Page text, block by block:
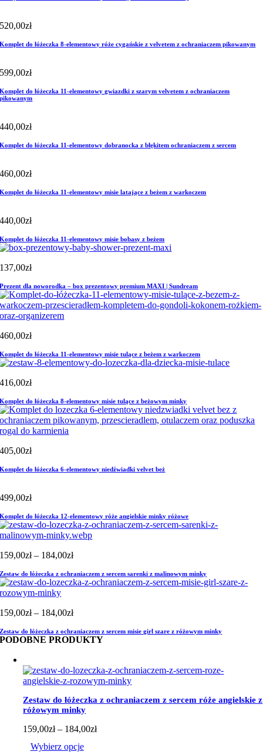
520,00zł
Komplet do łóżeczka 8-elementowy róże cygańskie z velvetem z ochraniaczem pikowanym
599,00zł
Komplet do łóżeczka 11-elementowy gwiazdki z szarym velvetem z ochraniaczem
pikowanym
440,00zł
Komplet do łóżeczka 11-elementowy dobranocka z błękitem ochraniaczem z sercem
460,00zł
Komplet do łóżeczka 11-elementowy misie latające z beżem z warkoczem
440,00zł
Komplet do łóżeczka 11-elementowy misie bobasy z beżem
137,00zł
Prezent dla noworodka – box prezentowy premium MAXI | Sundream
460,00zł
Komplet do łóżeczka 11-elementowy misie tulące z beżem z warkoczem
416,00zł
Komplet do łóżeczka 8-elementowy misie tulące z beżowym minky
405,00zł
Komplet do łóżeczka 6-elementowy niedźwiadki velvet beż
499,00zł
Komplet do łóżeczka 12-elementowy róże angielskie minky różowe
159,00zł – 184,00złZakres
od
159,00zł
Zestaw do łóżeczka z ochraniaczem z sercem sarenki z malinowym minky
159,00zł – 184,00złZakres
od
159,00zł
184,00zł
Zestaw do łóżeczka z ochraniaczem z sercem misie girl szare z różowym minky
PODOBNE PRODUKTY
Zestaw do łóżeczka z ochraniaczem z sercem róże angielskie z
różowym minky
159,00zł – 184,00złZakres
Wybierz opcje